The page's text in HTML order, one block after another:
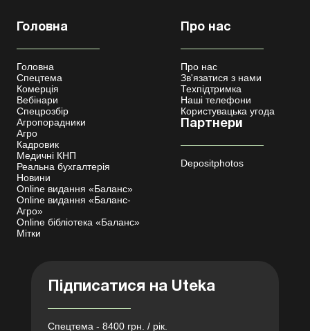
Головна
Головна
Спецтема
Комерція
Вебінари
Спецрозбір
Агропорадники
Агро
Кадровик
Медичні КНП
Реальна бухгалтерія
Новини
Online видання «Баланс»
Online видання «Баланс-
Агро»
Online бібліотека «Баланс»
Мітки
Про нас
Про нас
Зв'язатися з нами
Техпідтримка
Наші телефони
Користувацька угода
Партнери
Depositphotos
Підписатися на Uteka
Спецтема - 8400 грн. / рік.